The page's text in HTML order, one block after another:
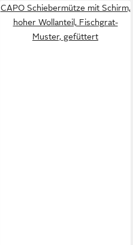
CAPO Schiebermütze mit Schirm,
hoher Wollanteil, Fischgrat-
Muster, gefüttert